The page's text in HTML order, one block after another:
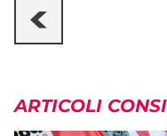
ARTICOLI